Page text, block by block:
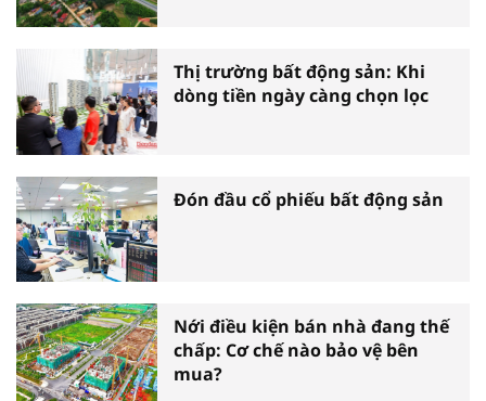
Thị trường bất động sản: Khi
dòng tiền ngày càng chọn lọc
Đón đầu cổ phiếu bất động sản
Nới điều kiện bán nhà đang thế
chấp: Cơ chế nào bảo vệ bên
mua?